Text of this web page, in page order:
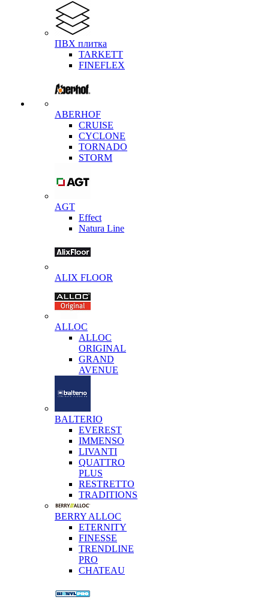
ПВХ плитка
TARKETT
FINEFLEX
ABERHOF
CRUISE
CYCLONE
TORNADO
STORM
AGT
Effect
Natura Line
ALIX FLOOR
ALLOC
ALLOC
ORIGINAL
GRAND
AVENUE
BALTERIO
EVEREST
IMMENSO
LIVANTI
QUATTRO
PLUS
RESTRETTO
TRADITIONS
BERRY ALLOC
ETERNITY
FINESSE
TRENDLINE
PRO
CHATEAU